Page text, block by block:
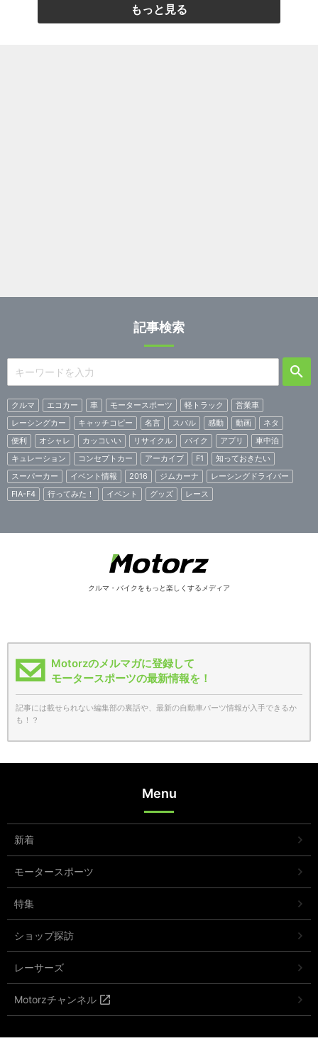
もっと見る
記事検索
クルマ エコカー 車 モータースポーツ 軽トラック
営業車
レーシングカー
キャッチコピー 名言 スバル 感動 動画
ネタ
便利
オシャレ カッコいい リサイクル バイク アプリ
車中泊
キュレーション
コンセプトカー アーカイブ F1
知っておきたい
スーパーカー
イベント情報 2016 ジムカーナ
レーシングドライバー
FIA-F4
行ってみた！ イベント グッズ レース
クルマ・バイクをもっと楽しくするメディア
Motorzのメルマガに登録して
モータースポーツの最新情報を！
記事には載せられない編集部の裏話や、最新の自動車パーツ情報が入手できるか
も！？
Menu
新着
モータースポーツ
特集
ショップ探訪
レーサーズ
Motorzチャンネル